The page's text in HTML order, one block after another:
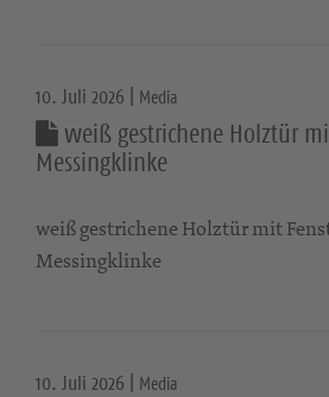
10. Juli 2026 | Media
weiß gestrichene Holztür
Messingklinke
weiß gestrichene Holztür mit
Messingklinke
10. Juli 2026 | Media